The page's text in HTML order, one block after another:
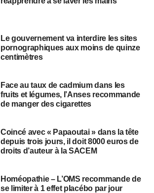
​​Le gouvernement va interdire les sites
pornographiques aux moins de quinze
centimètres
Face au taux de cadmium dans les
fruits et légumes, l’Anses recommande
de manger des cigarettes
Coincé avec « Papaoutai » dans la tête
depuis trois jours, il doit 8000 euros de
droits d’auteur à la SACEM
Homéopathie – L’OMS recommande de
se limiter à 1 effet placébo par jour